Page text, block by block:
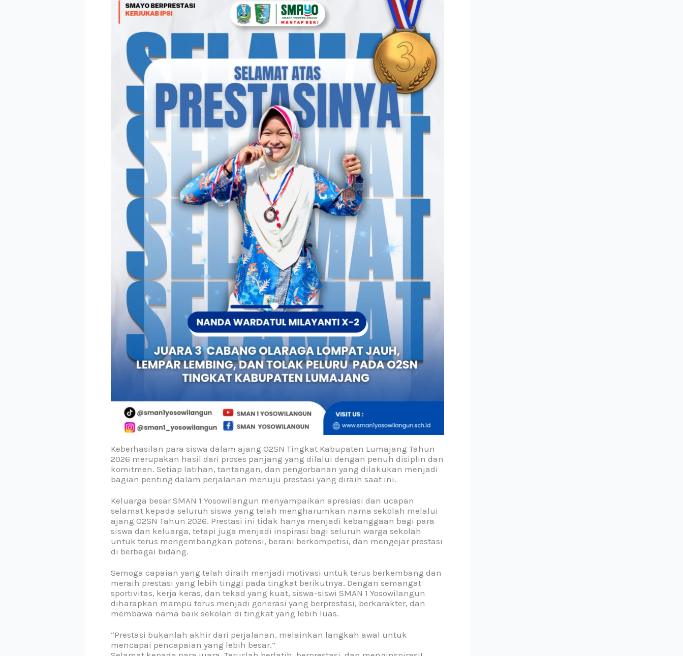
Keberhasilan para siswa dalam ajang O2SN Tingkat Kabupaten Lumajang Tahun
2026 merupakan hasil dari proses panjang yang dilalui dengan penuh disiplin dan
komitmen. Setiap latihan, tantangan, dan pengorbanan yang dilakukan menjadi
bagian penting dalam perjalanan menuju prestasi yang diraih saat ini.
Keluarga besar SMAN 1 Yosowilangun menyampaikan apresiasi dan ucapan
selamat kepada seluruh siswa yang telah mengharumkan nama sekolah melalui
ajang O2SN Tahun 2026. Prestasi ini tidak hanya menjadi kebanggaan bagi para
siswa dan keluarga, tetapi juga menjadi inspirasi bagi seluruh warga sekolah
untuk terus mengembangkan potensi, berani berkompetisi, dan mengejar prestasi
di berbagai bidang.
Semoga capaian yang telah diraih menjadi motivasi untuk terus berkembang dan
meraih prestasi yang lebih tinggi pada tingkat berikutnya. Dengan semangat
sportivitas, kerja keras, dan tekad yang kuat, siswa-siswi SMAN 1 Yosowilangun
diharapkan mampu terus menjadi generasi yang berprestasi, berkarakter, dan
membawa nama baik sekolah di tingkat yang lebih luas.
“Prestasi bukanlah akhir dari perjalanan, melainkan langkah awal untuk
mencapai pencapaian yang lebih besar.”